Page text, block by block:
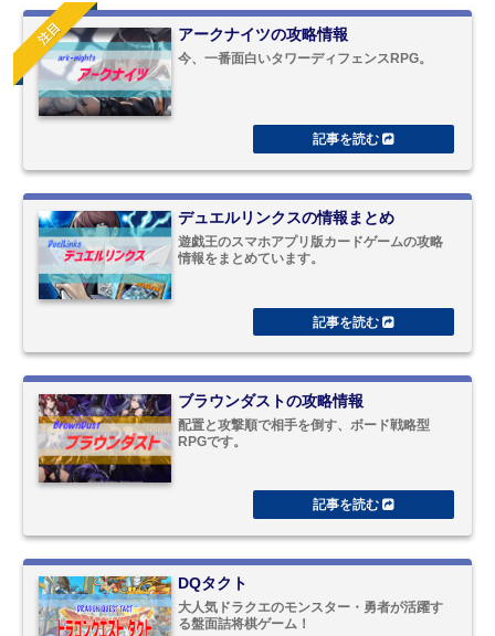
注目 アークナイツの攻略情報
今、一番面白いタワーディフェンスRPG。
デュエルリンクスの情報まとめ
遊戯王のスマホアプリ版カードゲームの攻略
情報をまとめています。
ブラウンダストの攻略情報
配置と攻撃順で相手を倒す、ボード戦略型
RPGです。
DQタクト
大人気ドラクエのモンスター・勇者が活躍す
る盤面詰将棋ゲーム！